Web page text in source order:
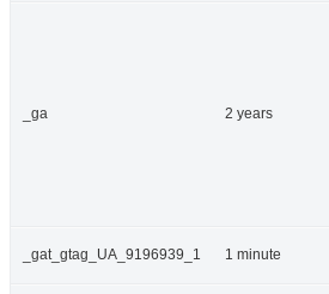
_ga 2 years
_gat_gtag_UA_9196939_1 1 minute